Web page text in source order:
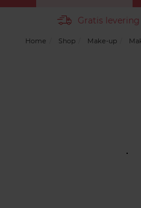
Gratis
Home Shop Make-up